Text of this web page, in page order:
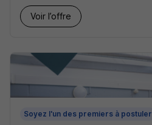
Voir l’offre
Soyez l'un des premiers à postuler